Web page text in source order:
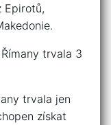
Epirotů,
trvala 3
trvala jen
získat